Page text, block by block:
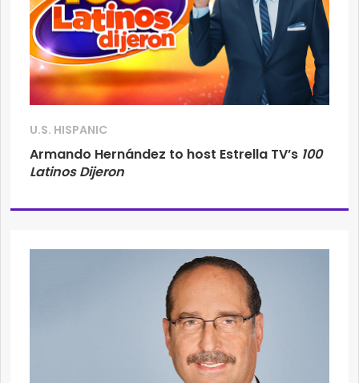
U.S. HISPANIC
Armando Hernández to host Estrella TV’s 100
Latinos Dijeron